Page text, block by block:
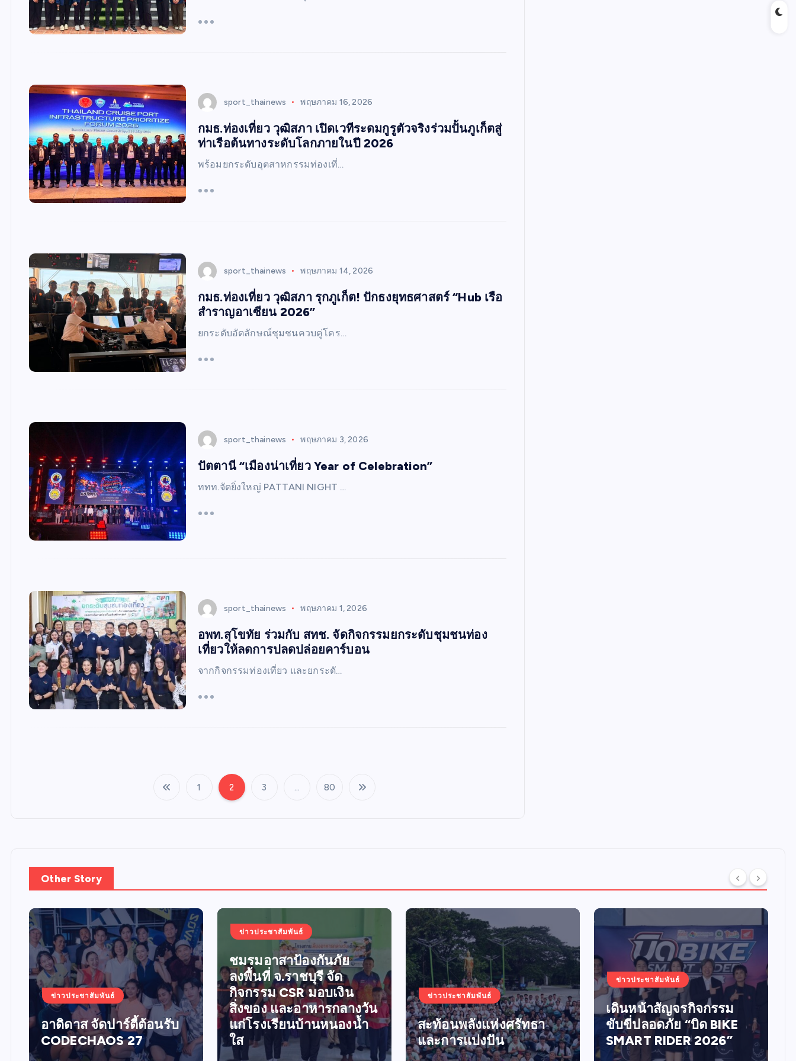
sport_thainews พฤษภาคม 16, 2026
กมธ.ท่องเที่ยว วุฒิสภา เปิดเวทีระดมกูรูตัวจริงร่วมปั้นภูเก็ตสู่
ท่าเรือต้นทางระดับโลกภายในปี 2026
พร้อมยกระดับอุตสาหกรรมท่องเที่…
sport_thainews พฤษภาคม 14, 2026
กมธ.ท่องเที่ยว วุฒิสภา รุกภูเก็ต! ปักธงยุทธศาสตร์ “Hub เรือ
สำราญอาเซียน 2026”
ยกระดับอัตลักษณ์ชุมชนควบคู่โคร…
sport_thainews พฤษภาคม 3, 2026
ปัตตานี “เมืองน่าเที่ยว Year of Celebration”
ททท.จัดยิ่งใหญ่ PATTANI NIGHT …
sport_thainews พฤษภาคม 1, 2026
อพท.สุโขทัย ร่วมกับ สทช. จัดกิจกรรมยกระดับชุมชนท่อง
เที่ยวให้ลดการปลดปล่อยคาร์บอน
จากกิจกรรมท่องเที่ยว และยกระดั…
t
s
p
a
g
1 2 3 … 80
Other Story
ข่าวประชาสัมพันธ์
อาดิดาส จัดปาร์ตี้ต้อนรับ
CODECHAOS 27
ข่าวประชาสัมพันธ์
ชมรมอาสาป้องกันภัย
ลงพื้นที่ จ.ราชบุรี จัด
กิจกรรม CSR มอบเงิน
สิ่งของ และอาหารกลางวัน
แก่โรงเรียนบ้านหนองน้ำ
ใส
ข่าวประชาสัมพันธ์
สะท้อนพลังแห่งศรัทธา
และการแบ่งปัน
ข่าวประชาสัมพันธ์
เดินหน้าสัญจรกิจกรรม
ขับขี่ปลอดภัย “บิด BIKE
SMART RIDER 2026”